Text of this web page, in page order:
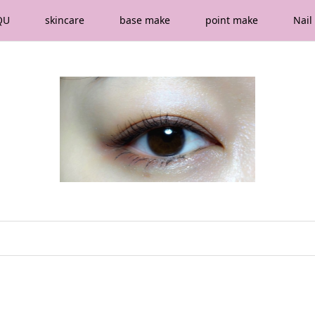
skincare base make point make Nail